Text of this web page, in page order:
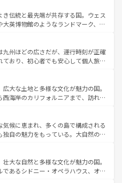
祥地であるランス、プロヴァンスの
畑など、多彩な楽しみ方が可能だ。さ
域にも魅力が溢れており、どの街角に
それぞれで全く異なる文化を体験で
う。 なお、新着のフランス情報はコンテンツ一覧
こを歩いても飽きることがない。ベ
、バイエルン州のアルプスの絶景、そ
ワイン畑といった風景は必見。ビール
体験してほしい。 なお、新着の
ンツ一覧を参照してほしい。
き伝統と最先端が共存する国。ウェス
大英博物館のようなランドマーク、歴
がある。また、優雅なアフタヌーン
にはたまらない英国パブ、サッカー観
こそできる体験も豊富。イギリスを旅
しい。
九州ほどの広さだが、運行時刻が正確
ており、初心者でも安心して個人旅行
町や、スイスならではのユニークな
ス観光だけでなく町歩きも満喫する
の所得が高いため物価も高いが、旅行
を楽しむこともできる。 なお、新
ンテンツ一覧 を参照してほしい。
大な土地と多様な文化が魅力の国。
西海岸のカリフォルニアまで、訪れる
観光、ショッピング、エンターテイ
刺激的なスポットだ。一方、アメリカ
がり、グランドキャニオンやイエロー
では、音楽と美食が融合した独特の
アメリカの各地域で異なる魅力を楽
様性と豊かな歴史を感じることができ
気候に恵まれ、多くの島で構成される
独自の魅力をもっている。大自然の神
また、定番の観光地といえばオアフ
求めるならマウイ島やカウアイ島が
ドグリーンに輝く海をはじめ、豊かな
大な自然と多様な文化が魅力の国。
であるシドニー・オペラハウス、オー